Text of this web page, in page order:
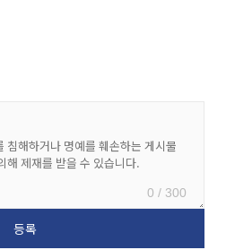
0 / 300